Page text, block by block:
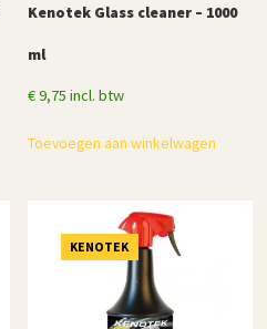
Kenotek Glass cleaner – 1000
ml
€9,75 incl. btw
Toevoegen aan winkelwagen
KENOTEK